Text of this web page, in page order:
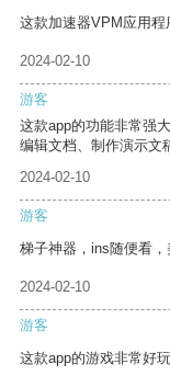
这款加速器VPM应用程
2024-02-10
游客
这款app的功能非常强
编辑文档、制作演示文
2024-02-10
游客
梯子神器，ins随便看，
2024-02-10
游客
这款app的游戏非常好